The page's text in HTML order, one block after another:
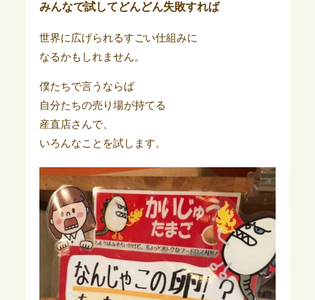
みんなで試してどんどん失敗すれば
世界に広げられるすごい仕組みに
なるかもしれません。
僕たちで言うならば
自分たちの売り場が持てる
産直店さんで、
いろんなことを試します。